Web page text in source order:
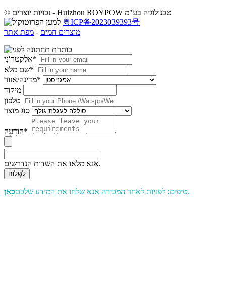
© זכויות יוצרים - Huizhou ROYPOW טכנולוגיה בע"מ
粤ICP备2023039393号
מוצרים חמים - מפת אתר
אֶלֶקטרוֹנִי*
שם מלא*
מדינה/אזור*
מיקוד
טֵלֵפוֹן
סוג מוצר
הוֹדָעָה*
אנא מלאו את השדות הנדרשים.
לִשְׁלוֹחַ
טיפים: לפניות לאחר המכירה אנא שלחו את המידע שלכםכָּאן .